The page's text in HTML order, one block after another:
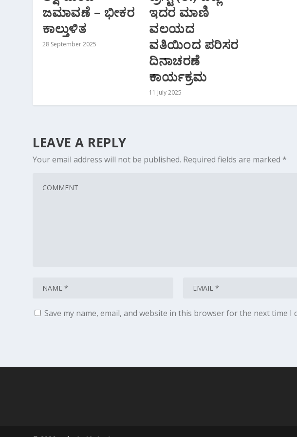
ಜಮಾವಣೆ – ಭೀಕರ
ಕಾಲ್ತುಳಿತ
28 September 2025
ಇದರ ಮಾಣಿ
ವಲಯದ
ವತಿಯಿಂದ ಪರಿಸರ
ದಿನಾಚರಣೆ
ಕಾರ್ಯಕ್ರಮ
11 July 2025
LEAVE A REPLY
Your email address will not be published. Required fields are marked *
Save my name, email, and website in this browser for the next time I